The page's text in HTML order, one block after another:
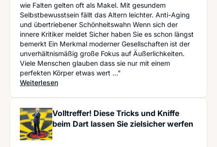
wie Falten gelten oft als Makel. Mit gesundem
Selbstbewusstsein fällt das Altern leichter. Anti-Aging
und übertriebener Schönheitswahn Wenn sich der
innere Kritiker meldet Sicher haben Sie es schon längst
bemerkt Ein Merkmal moderner Gesellschaften ist der
unverhältnismäßig große Fokus auf Äußerlichkeiten.
Viele Menschen glauben dass sie nur mit einem
perfekten Körper etwas wert ..."
Weiterlesen: Geheimwaffe gegen Falten: Selbstbewusst
Volltreffer! Diese Tricks und Kniffe
beim Dart lassen Sie zielsicher werfen